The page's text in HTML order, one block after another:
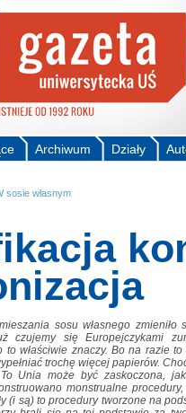
Działy
Archiwum
sosie własnym
sosu własnego
czujemy się Europejczykami
to właściwie znaczy. Bo na razie
trochę więcej papierów.
Unia może być zaskoczona,
monstrualne
(i są) to procedury tworzone na